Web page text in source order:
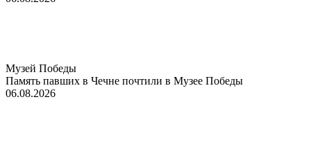
Музей Победы
Память павших в Чечне почтили в Музее Победы
06.08.2026